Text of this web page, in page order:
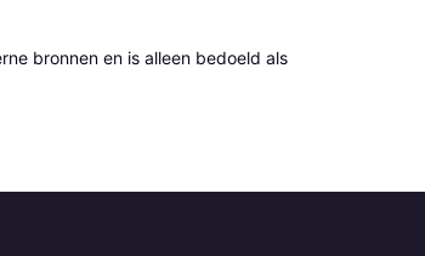
bronnen en is alleen bedoeld als